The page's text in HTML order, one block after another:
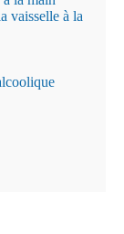
vaisselle à la